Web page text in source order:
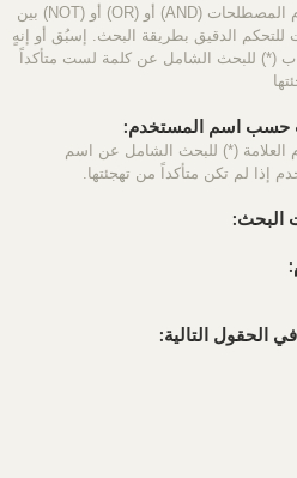
استخدم المصطلحات (AND) أو (OR) أو (NOT) بين
للتحكم الدقيق بطريقة البحث. إسبُق أو إنهٍ
ب (*) للبحث الشامل عن كلمة لست متأكداً
حسب اسم المستخدم:
العلامة (*) للبحث الشامل عن اسم
إذا لم تكن متأكداً من تهجئتها.
البحث:
الحقول التالية: